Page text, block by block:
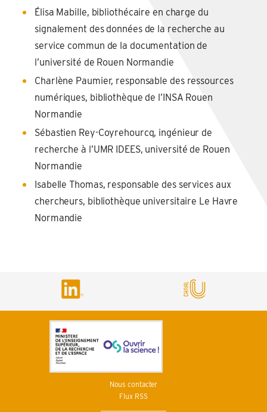
Élisa Mabille, bibliothécaire en charge du
signalement des données de la recherche au
service commun de la documentation de
l’université de Rouen Normandie
Charlène Paumier, responsable des ressources
numériques, bibliothèque de l’INSA Rouen
Normandie
Sébastien Rey-Coyrehourcq, ingénieur de
recherche à l’UMR IDEES, université de Rouen
Normandie
Isabelle Thomas, responsable des services aux
chercheurs, bibliothèque universitaire Le Havre
Normandie
Nous contacter
Flux RSS